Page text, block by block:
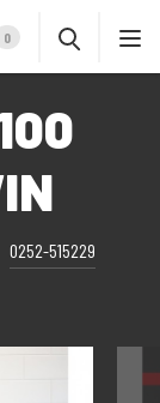
0
0252-515229